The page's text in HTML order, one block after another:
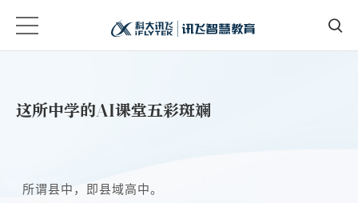
这所中学的AI课堂五彩斑斓
所谓县中，即县域高中。